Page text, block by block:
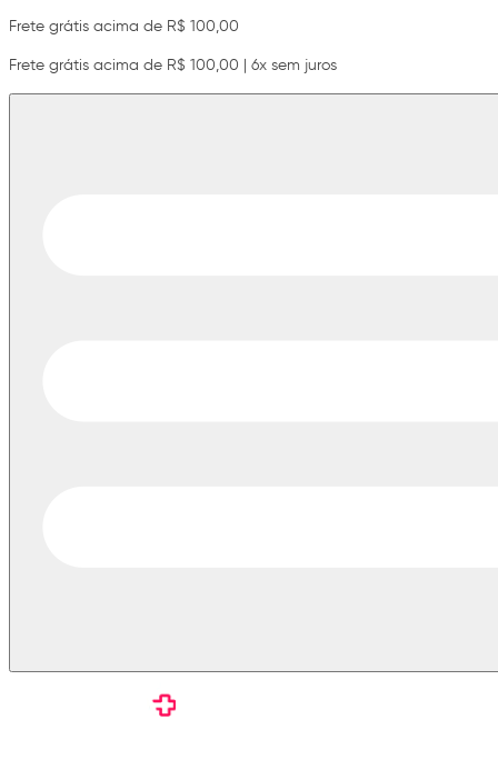
Frete grátis acima de R$ 100,00
Frete grátis acima de R$ 100,00 | 6x sem juros